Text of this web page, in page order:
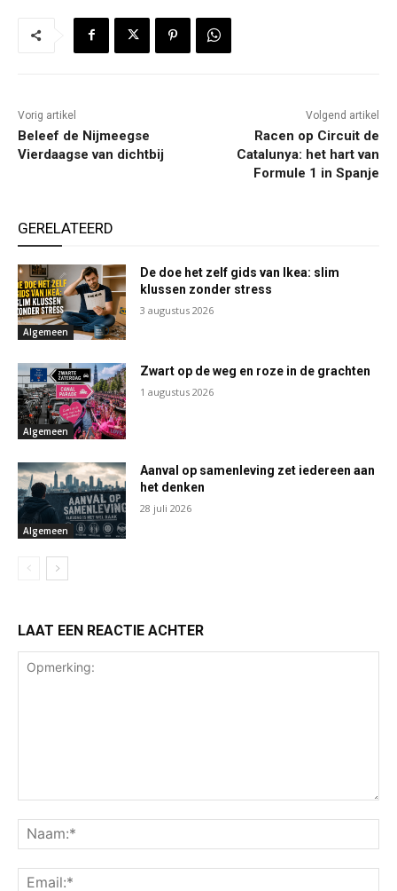
Vorig artikel
Beleef de Nijmeegse
Vierdaagse van dichtbij
Volgend artikel
Racen op Circuit de
Catalunya: het hart van
Formule 1 in Spanje
GERELATEERD
Algemeen
De doe het zelf gids van Ikea: slim
klussen zonder stress
3 augustus 2026
Algemeen
Zwart op de weg en roze in de grachten
1 augustus 2026
Algemeen
Aanval op samenleving zet iedereen aan
het denken
28 juli 2026
LAAT EEN REACTIE ACHTER